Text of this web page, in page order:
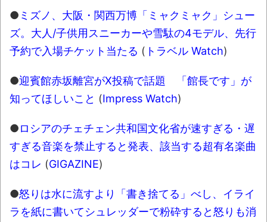
● ミズノ、大阪・関西万博「ミャクミャク」シュー
ズ。大人/子供用スニーカーや雪駄の4モデル、先行
予約で入場チケット当たる ( トラベル Watch)
●迎賓館赤坂離宮がX投稿で話題 「館長です」が
知ってほしいこと (Impress Watch)
●ロシアのチェチェン共和国文化省が速すぎる・遅
すぎる音楽を禁止すると発表、該当する超有名楽曲
はコレ (GIGAZINE)
●怒りは水に流すより「書き捨てる」べし、イライ
ラを紙に書いてシュレッダーで粉砕すると怒りも消